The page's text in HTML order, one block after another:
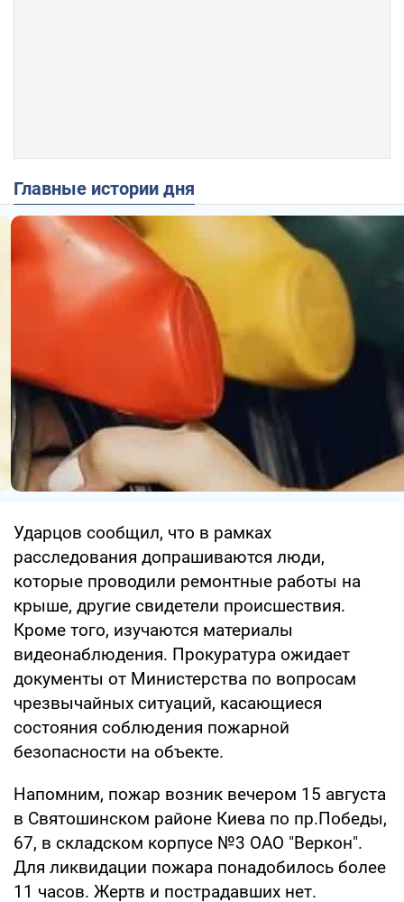
Главные истории дня
Ударцов сообщил, что в рамках
расследования допрашиваются люди,
которые проводили ремонтные работы на
крыше, другие свидетели происшествия.
Кроме того, изучаются материалы
видеонаблюдения. Прокуратура ожидает
документы от Министерства по вопросам
чрезвычайных ситуаций, касающиеся
состояния соблюдения пожарной
безопасности на объекте.
Напомним, пожар возник вечером 15 августа
в Святошинском районе Киева по пр.Победы,
67, в складском корпусе №3 ОАО "Веркон".
Для ликвидации пожара понадобилось более
11 часов. Жертв и пострадавших нет.